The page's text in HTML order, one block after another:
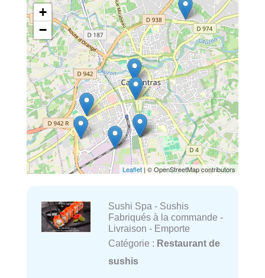
+
−
Leaflet| © OpenStreetMap contributors
Sushi Spa - Sushis
Fabriqués à la commande -
Livraison - Emporte
Catégorie : Restaurant de
sushis